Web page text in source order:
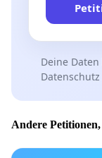
Deine
Andere